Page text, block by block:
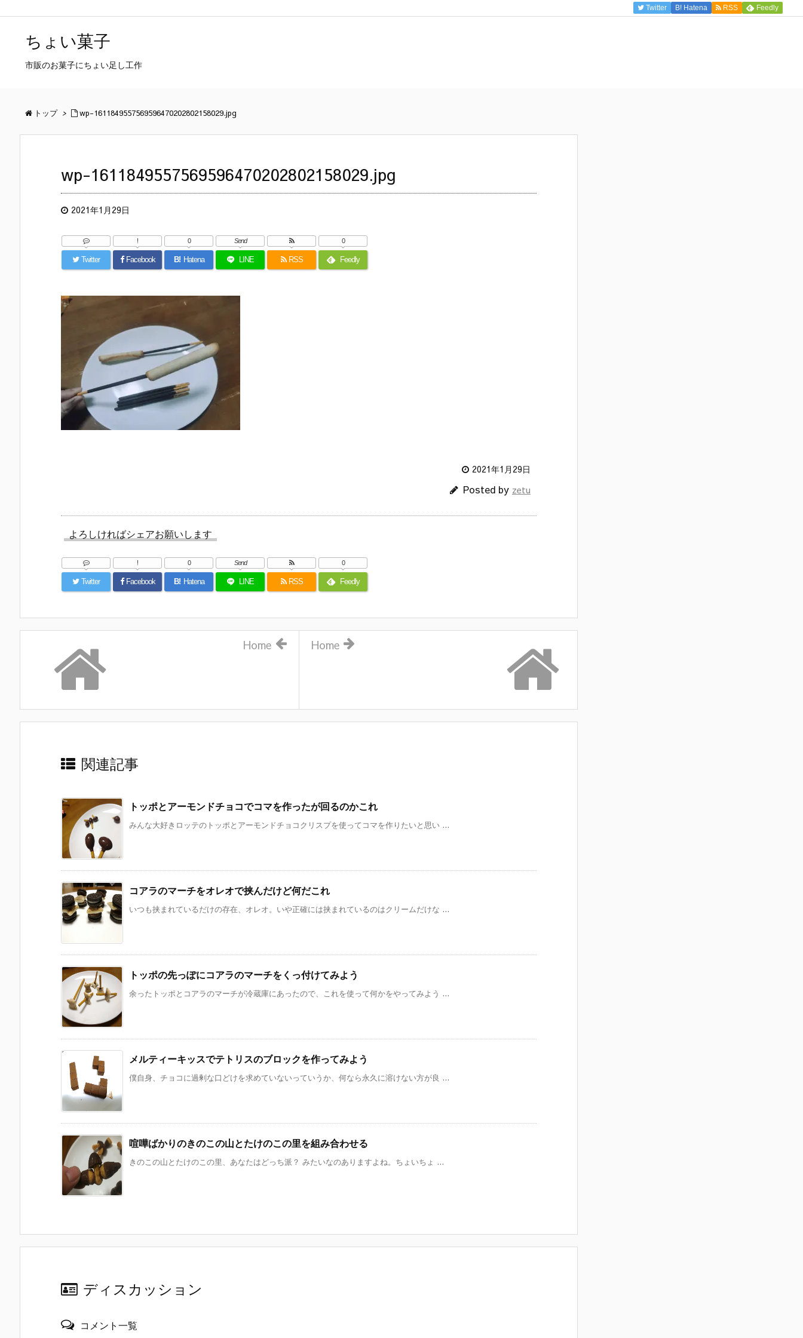
Twitter B! Hatena RSS Feedly
ちょい菓子
市販のお菓子にちょい足し工作
トップ > wp-1611849557569596470202802158029.jpg
wp-1611849557569596470202802158029.jpg
2021年1月29日
Twitter Facebook
!
B! Hatena
0
LINE
Send
RSS Feedly
0
2021年1月29日
Posted by zetu
よろしければシェアお願いします
Twitter Facebook
!
B! Hatena
0
LINE
Send
RSS Feedly
0
Home
Home
関連記事
トッポとアーモンドチョコでコマを作ったが回るのかこれ
みんな大好きロッテのトッポとアーモンドチョコクリスプを使ってコマを作りたいと思い ...
コアラのマーチをオレオで挟んだけど何だこれ
いつも挟まれているだけの存在、オレオ。いや正確には挟まれているのはクリームだけな ...
トッポの先っぽにコアラのマーチをくっ付けてみよう
余ったトッポとコアラのマーチが冷蔵庫にあったので、これを使って何かをやってみよう ...
メルティーキッスでテトリスのブロックを作ってみよう
僕自身、チョコに過剰な口どけを求めていないっていうか、何なら永久に溶けない方が良 ...
喧嘩ばかりのきのこの山とたけのこの里を組み合わせる
きのこの山とたけのこの里、あなたはどっち派？ みたいなのありますよね。ちょいちょ ...
ディスカッション
コメント一覧